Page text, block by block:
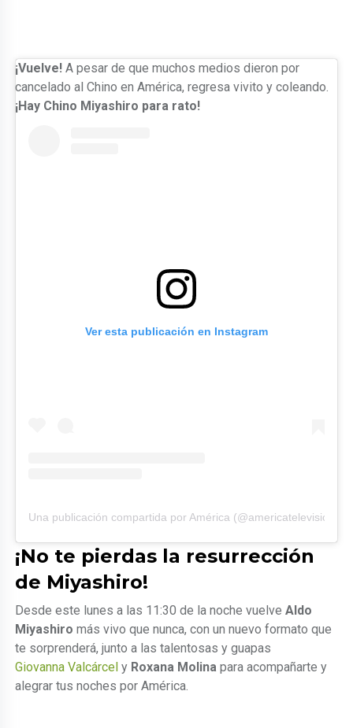
¡Vuelve! A pesar de que muchos medios dieron por
cancelado al Chino en América, regresa vivito y coleando.
¡Hay Chino Miyashiro para rato!
Ver esta publicación en Instagram
Una publicación compartida por América (@americatelevision)
¡No te pierdas la resurrección
de Miyashiro!
Desde este lunes a las 11:30 de la noche vuelveAldo
Miyashiro más vivo que nunca, con un nuevo formato que
te sorprenderá, junto a las talentosas y guapas
Giovanna Valcárcel y Roxana Molina para acompañarte y
alegrar tus noches por América.